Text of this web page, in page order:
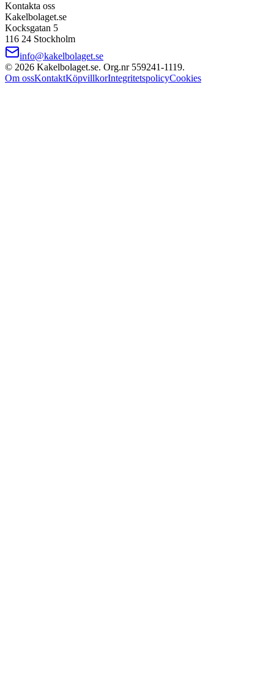
Kontakta oss
Kakelbolaget.se
Kocksgatan 5
116 24 Stockholm
info@kakelbolaget.se
© 2026 Kakelbolaget.se. Org.nr 559241‑1119.
Om ossKontaktKöpvillkorIntegritetspolicyCookies